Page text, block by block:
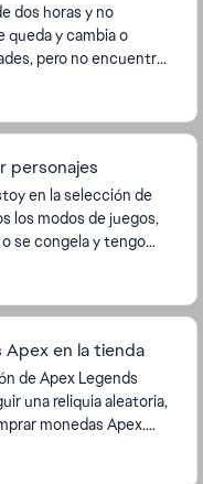
dos horas y no
o
pero no encuentra
se que ...
personajes
en la selección de
los modos de juegos,
se congela y tengo
soluciona...
Apex en la tienda
de Apex Legends
una reliquia aleatoria,
monedas Apex.
dos ve...